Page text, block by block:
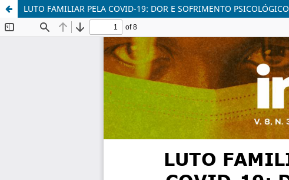
LUTO FAMILIAR PELA COVID-19: DOR E SOFRIMENTO PSICOLÓGICO